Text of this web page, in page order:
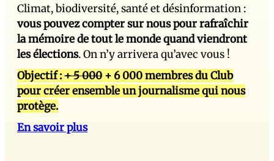
Climat, biodiversité, santé et désinformation :
vous pouvez compter sur nous pour rafraîchir
la mémoire de tout le monde quand viendront
les élections. On n’y arrivera qu’avec vous !
Objectif :+ 5 000 + 6 000 membres du Club
pour créer ensemble un journalisme qui nous
protège.
En savoir plus